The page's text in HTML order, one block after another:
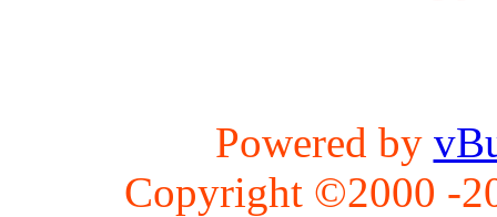
Powered by
Copyright ©2000 -